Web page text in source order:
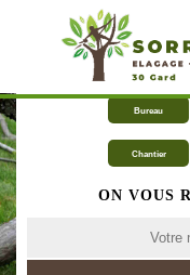
Bureau
Chantier
ON VOUS